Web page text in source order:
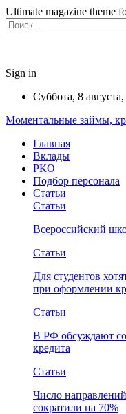
Ultimate magazine theme
Sign in
Суббота, 8
Моментальные займы,
Главная
Вклады
РКО
Подбор персонала
Статьи
Статьи
Всероссийский
Статьи
Для студентов
при оформлении
Статьи
В РФ обсуждают
кредита
Статьи
Число
сократили на 70%